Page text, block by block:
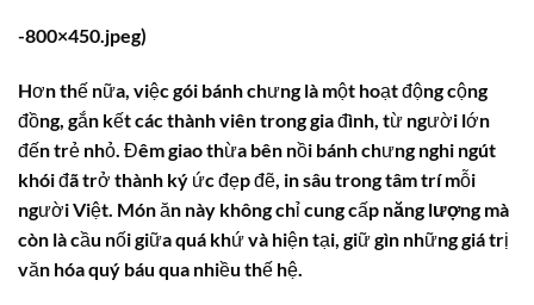
-800×450.jpeg)
Hơn thế nữa, việc gói bánh chưng là một hoạt động cộng
đồng, gắn kết các thành viên trong gia đình, từ người lớn
đến trẻ nhỏ. Đêm giao thừa bên nồi bánh chưng nghi ngút
khói đã trở thành ký ức đẹp đẽ, in sâu trong tâm trí mỗi
người Việt. Món ăn này không chỉ cung cấp năng lượngmà
còn là cầu nối giữa quá khứ và hiện tại, giữ gìn những giá trị
văn hóa quý báu qua nhiều thế hệ.